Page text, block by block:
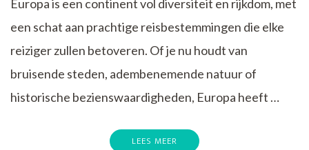
Europa is een continent vol diversiteit en rijkdom, met
een schat aan prachtige reisbestemmingen die elke
reiziger zullen betoveren. Of je nu houdt van
bruisende steden, adembenemende natuur of
historische bezienswaardigheden, Europa heeft …
LEES MEER